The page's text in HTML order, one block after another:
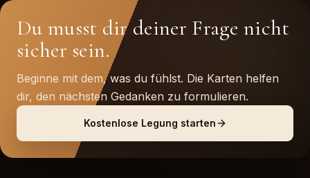
Du musst dir deiner Frage nicht
sicher sein.
Beginne mit dem, was du fühlst. Die Karten helfen
dir, den nächsten Gedanken zu formulieren.
Kostenlose Legung starten